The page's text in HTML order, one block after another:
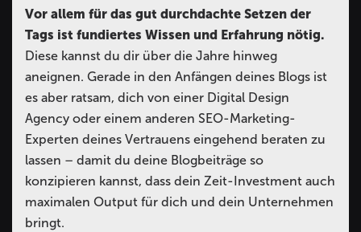
Vor allem für das gut durchdachte Setzen der
Tags ist fundiertes Wissen und Erfahrung nötig.
Diese kannst du dir über die Jahre hinweg
aneignen. Gerade in den Anfängen deines Blogs ist
es aber ratsam, dich von einer Digital Design
Agency oder einem anderen SEO-Marketing-
Experten deines Vertrauens eingehend beraten zu
lassen – damit du deine Blogbeiträge so
konzipieren kannst, dass dein Zeit-Investment auch
maximalen Output für dich und dein Unternehmen
bringt.